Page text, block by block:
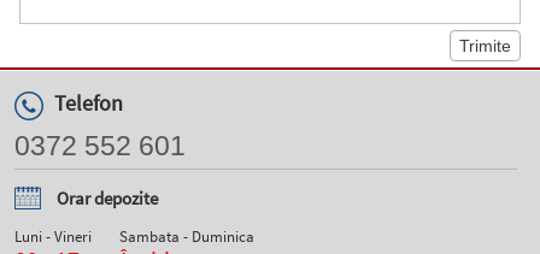
Telefon
0372 552 601
Orar depozite
Luni - Vineri Sambata - Duminica